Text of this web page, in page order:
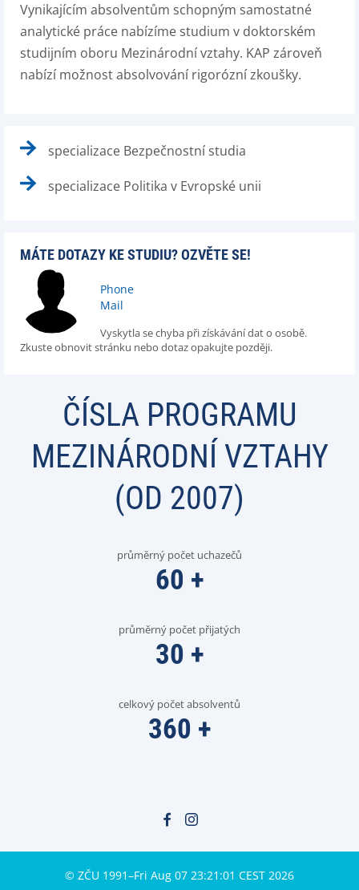
Vynikajícím absolventům schopným samostatné
analytické práce nabízíme studium v doktorském
studijním oboru Mezinárodní vztahy. KAP zároveň
nabízí možnost absolvování rigorózní zkoušky.
specializace Bezpečnostní studia
specializace Politika v Evropské unii
MÁTE DOTAZY KE STUDIU? OZVĚTE SE!
Phone
Mail
Vyskytla se chyba při získávání dat o osobě.
Zkuste obnovit stránku nebo dotaz opakujte později.
ČÍSLA PROGRAMU
MEZINÁRODNÍ VZTAHY
(OD 2007)
průměrný počet uchazečů
60 +
průměrný počet přijatých
30 +
celkový počet absolventů
360 +
© ZČU 1991–Fri Aug 07 23:21:01 CEST 2026